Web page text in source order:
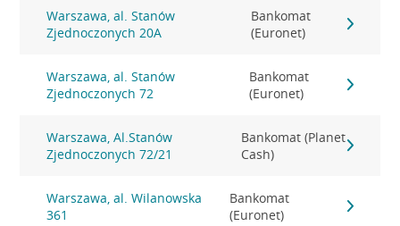
Warszawa, al. Stanów
Zjednoczonych 20A
Bankomat
(Euronet)
Warszawa, al. Stanów
Zjednoczonych 72
Bankomat
(Euronet)
Warszawa, Al.Stanów
Zjednoczonych 72/21
Bankomat (Planet
Cash)
Warszawa, al. Wilanowska
361
Bankomat
(Euronet)